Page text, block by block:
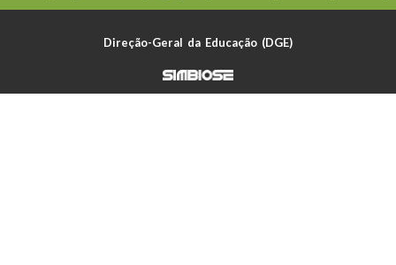
Direção-Geral da Educação (DGE)